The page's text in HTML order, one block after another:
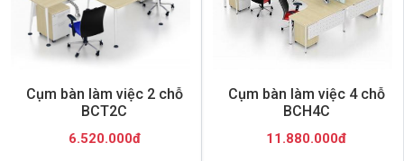
Cụm bàn làm việc 2 chỗ
BCT2C
6.520.000đ
Cụm bàn làm việc 4 chỗ
BCH4C
11.880.000đ